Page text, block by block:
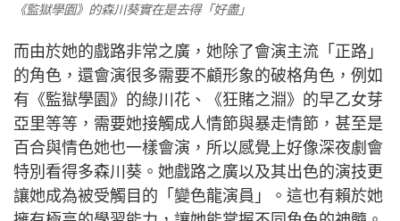
《監獄學園》的森川葵實在是去得「好盡」
而由於她的戲路非常之廣，她除了會演主流「正路」
的角色，還會演很多需要不顧形象的破格角色，例如
有《監獄學園》的綠川花、《狂賭之淵》的早乙女芽
亞里等等，需要她接觸成人情節與暴走情節，甚至是
百合與情色她也一樣會演，所以感覺上好像深夜劇會
特別看得多森川葵。她戲路之廣以及其出色的演技更
讓她成為被受觸目的「變色龍演員」。這也有賴於她